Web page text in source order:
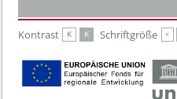
Kontrast K K Schriftgröße K